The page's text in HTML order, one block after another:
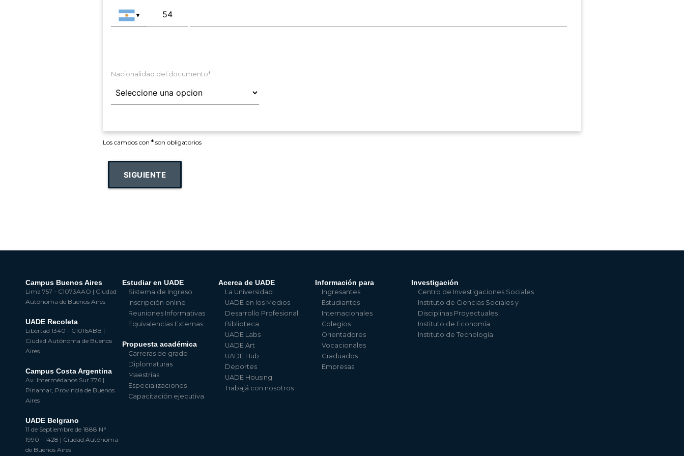
▼
Nacionalidad del documento*
Los campos con *son obligatorios
SIGUIENTE
Campus Buenos Aires
Lima 757 - C1073AAO | Ciudad
Autónoma de Buenos Aires
UADE Recoleta
Libertad 1340 - C1016ABB |
Ciudad Autónoma de Buenos
Aires
Campus Costa Argentina
Av. Intermédanos Sur 776 |
Pinamar, Provincia de Buenos
Aires
UADE Belgrano
11 de Septiembre de 1888 N°
1990 - 1428 | Ciudad Autónoma
de Buenos Aires
Estudiar en UADE
Sistema de Ingreso
Inscripción online
Reuniones Informativas
Equivalencias Externas
Propuesta académica
Carreras de grado
Diplomaturas
Maestrías
Especializaciones
Capacitación ejecutiva
Acerca de UADE
La Universidad
UADE en los Medios
Desarrollo Profesional
Biblioteca
UADE Labs
UADE Art
UADE Hub
Deportes
UADE Housing
Trabajá con nosotros
Información para
Ingresantes
Estudiantes
Internacionales
Colegios
Orientadores
Vocacionales
Graduados
Empresas
Investigación
Centro de Investigaciones Sociales
Instituto de Ciencias Sociales y
Disciplinas Proyectuales
Instituto de Economía
Instituto de Tecnología